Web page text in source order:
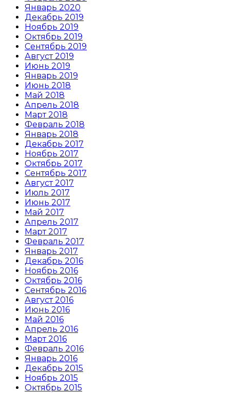
Январь 2020
Декабрь 2019
Ноябрь 2019
Октябрь 2019
Сентябрь 2019
Август 2019
Июнь 2019
Январь 2019
Июнь 2018
Май 2018
Апрель 2018
Март 2018
Февраль 2018
Январь 2018
Декабрь 2017
Ноябрь 2017
Октябрь 2017
Сентябрь 2017
Август 2017
Июль 2017
Июнь 2017
Май 2017
Апрель 2017
Март 2017
Февраль 2017
Январь 2017
Декабрь 2016
Ноябрь 2016
Октябрь 2016
Сентябрь 2016
Август 2016
Июнь 2016
Май 2016
Апрель 2016
Март 2016
Февраль 2016
Январь 2016
Декабрь 2015
Ноябрь 2015
Октябрь 2015